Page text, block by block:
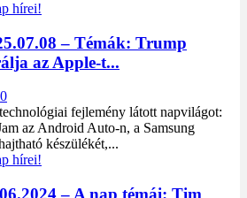
– Témák: Trump
az Apple-t...
0
fejlemény látott napvilágot:
az Android Auto-n, a Samsung
készülékét,...
– A nap témái: Tim